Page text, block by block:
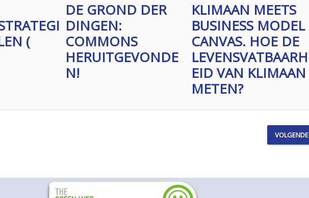
(
DE GROND DER
DINGEN:
COMMONS
HERUITGEVONDE
N!
KLIMAAN MEETS
BUSINESS MODEL
CANVAS. HOE DE
LEVENSVATBAARH
EID VAN KLIMAAN
METEN?
VOLGENDE